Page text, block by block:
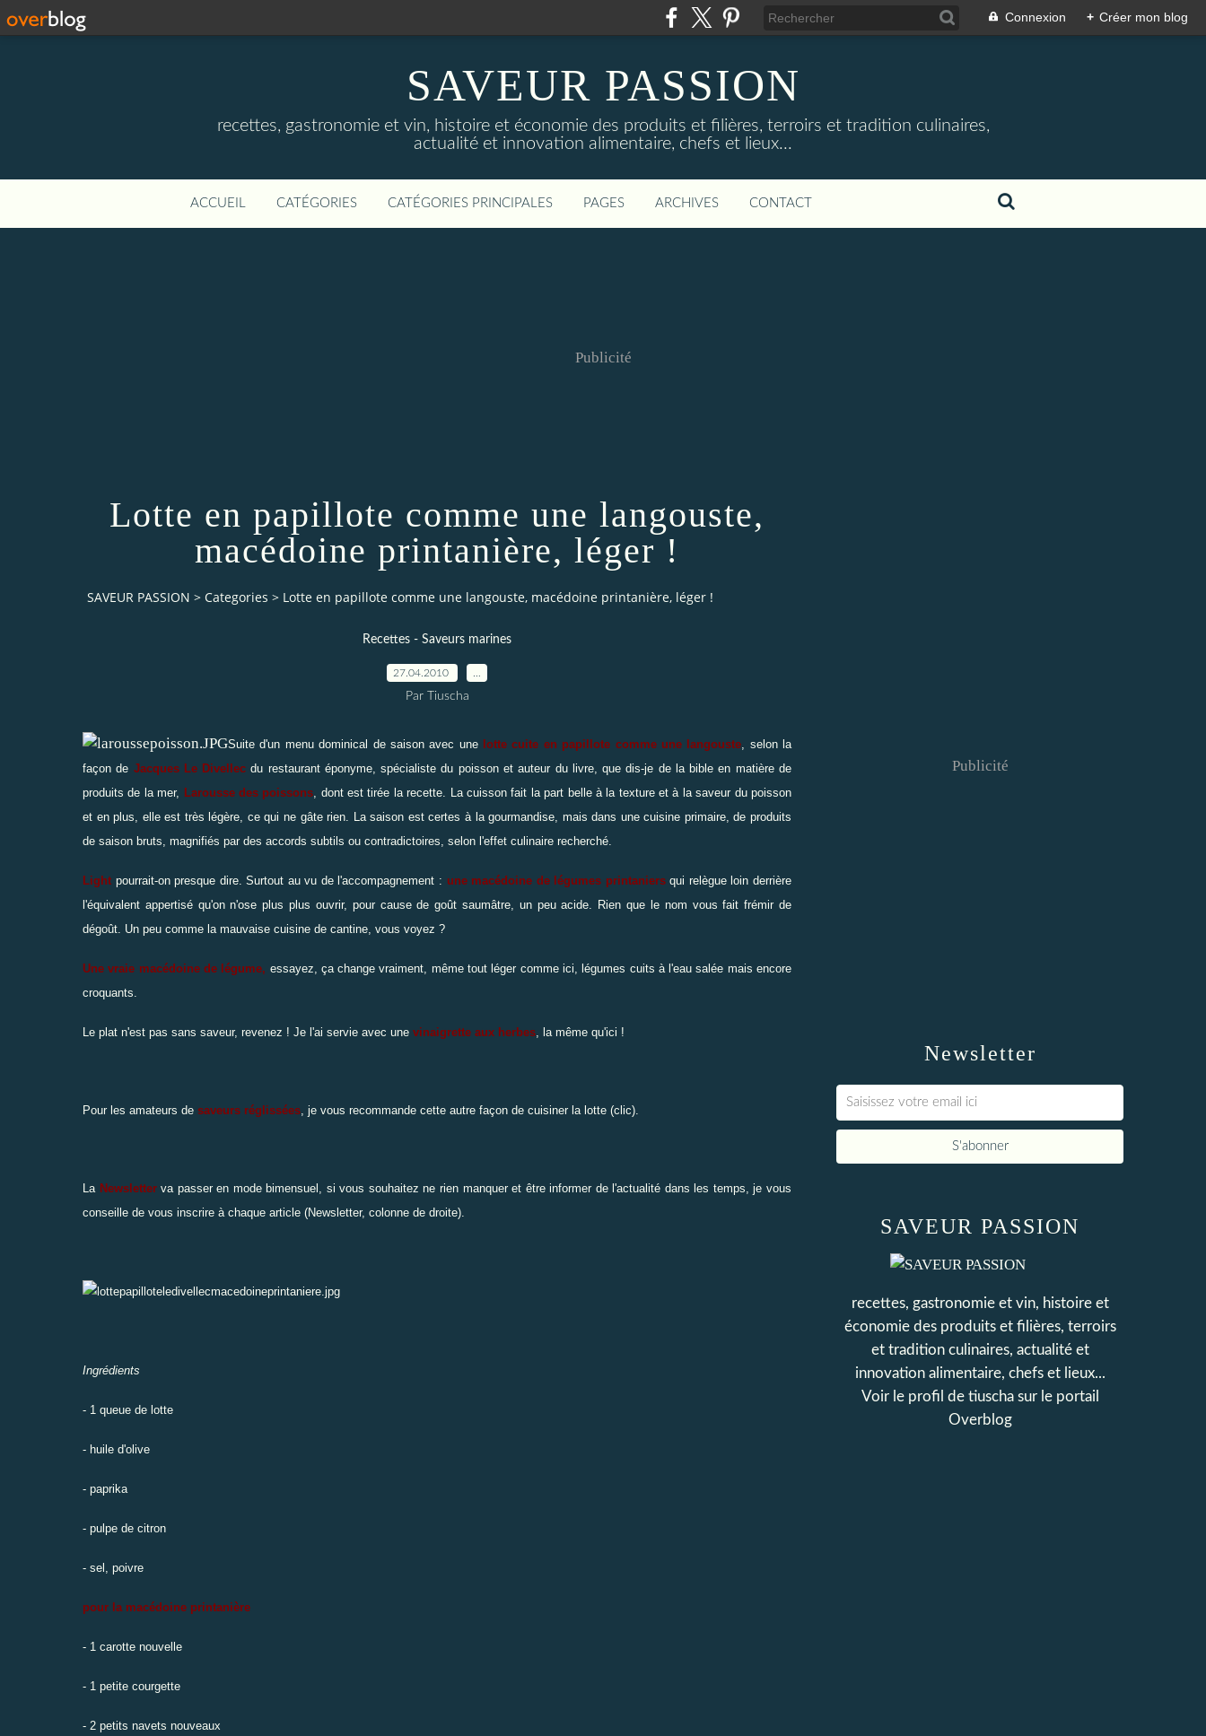
Connexion + Créer mon blog
SAVEUR PASSION
recettes, gastronomie et vin, histoire et économie des produits et filières, terroirs et tradition culinaires,
actualité et innovation alimentaire, chefs et lieux...
ACCUEIL CATÉGORIES CATÉGORIES PRINCIPALES PAGES ARCHIVES CONTACT
Publicité
Lotte en papillote comme une langouste,
macédoine printanière, léger !
SAVEUR PASSION > Categories > Lotte en papillote comme une langouste, macédoine printanière, léger !
Recettes - Saveurs marines
27.04.2010
Par Tiuscha
Suite d'un menu dominical de saison avec une lotte cuite en papillote comme une langouste , selon la
façon de Jacques Le Divellec du restaurant éponyme, spécialiste du poisson et auteur du livre, que dis-je de la bible en matière de
produits de la mer,
Larousse des poissons , dont est tirée la recette. La cuisson fait la part belle à la texture et à la saveur du poisson
et en plus, elle est très légère, ce qui ne gâte rien. La saison est certes à la gourmandise, mais dans une cuisine primaire, de produits
de saison bruts, magnifiés par des accords subtils ou contradictoires, selon l'effet culinaire recherché.
Light pourrait-on presque dire. Surtout au vu de l'accompagnement : unemacédoine de légumes printaniersqui relègue loin derrière
l'équivalent appertisé qu'on n'ose plus plus ouvrir, pour cause de goût saumâtre, un peu acide. Rien que le nom vous fait frémir de
dégoût. Un peu comme la mauvaise cuisine de cantine, vous voyez ?
Une vraie macédoine de légume, essayez, ça change vraiment, même tout léger comme ici, légumes cuits à l'eau salée mais encore
croquants.
Le plat n'est pas sans saveur, revenez ! Je l'ai servie avec une vinaigrette aux herbes la même qu'ici !
Pour les amateurs de saveurs réglissées , je vous recommande cette autre façon de cuisiner la lotte (clic).
La Newsletterva passer en mode bimensuel, si vous souhaitez ne rien manquer et être informer de l'actualité dans les temps, je vous
conseille de vous inscrire à chaque article (Newsletter, colonne de droite).
Ingrédients
- 1 queue de lotte
- huile d'olive
- paprika
- pulpe de citron
- sel, poivre
pour la macédoine printanière
- 1 carotte nouvelle
- 1 petite courgette
- 2 petits navets nouveaux
Newsletter
Publicité
SAVEUR PASSION
recettes, gastronomie et vin, histoire et
économie des produits et filières, terroirs
et tradition culinaires, actualité et
innovation alimentaire, chefs et lieux...
Voir le profil de tiuschasur le portail
Overblog